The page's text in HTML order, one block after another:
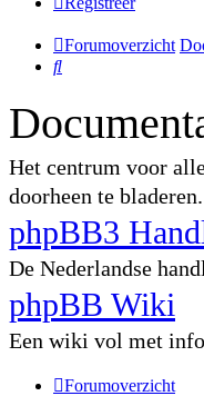
Forumoverzicht
Zoek
Het centrum voor
doorheen te bladeren.
phpBB3
De Nederlandse
phpBB Wiki
Een wiki vol met
Forumoverzicht